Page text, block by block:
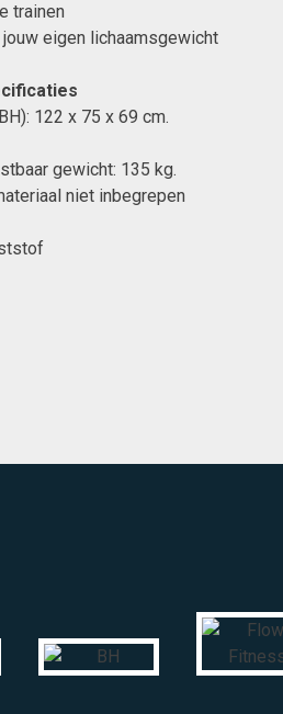
trainen
eigen lichaamsgewicht
122 x 75 x 69 cm.
gewicht: 135 kg.
niet inbegrepen